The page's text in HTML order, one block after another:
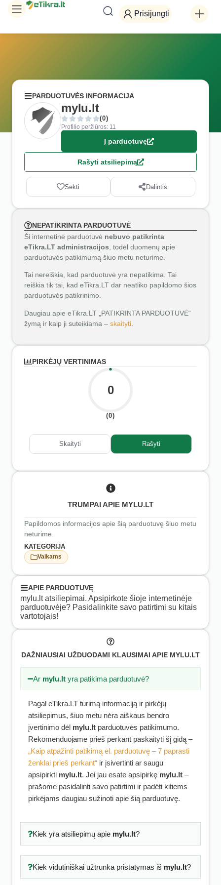
Prisijungti
PARDUOTUVĖS INFORMACIJA
mylu.lt
(0)
Profilio peržiūros: 11
Į parduotuvę
Rašyti atsiliepimą
Sekti Dalintis
NEPATIKRINTA PARDUOTUVĖ
Ši internetinė parduotuvė nebuvo patikrinta
eTikra.LT administracijos , todėl duomenų apie
parduotuvės patikimumą šiuo metu neturime.
Tai nereiškia, kad parduotuvė yra nepatikima. Tai
reiškia tik tai, kad eTikra.LT dar neatliko papildomo šios
parduotuvės patikrinimo.
Daugiau apie eTikra.LT „PATIKRINTA PARDUOTUVĖ“
žymą ir kaip ji suteikiama – skaityti
PIRKĖJŲ VERTINIMAS
0
(0)
Skaityti Rašyti
TRUMPAI APIE MYLU.LT
Papildomos informacijos apie šią parduotuvę šiuo metu
neturime.
KATEGORIJA
Vaikams
APIE PARDUOTUVĘ
mylu.lt atsiliepimai. Apsipirkote šioje internetinėje
parduotuvėje? Pasidalinkite savo patirtimi su kitais
vartotojais!
DAŽNIAUSIAI UŽDUODAMI KLAUSIMAI APIE MYLU.LT
Ar mylu.lt yra patikima parduotuvė?
Pagal eTikra.LT turimą informaciją ir pirkėjų
atsiliepimus, šiuo metu nėra aiškaus bendro
įvertinimo dėl mylu.lt parduotuvės patikimumo.
Rekomenduojame prieš perkant paskaityti šį gidą –
„Kaip atpažinti patikimą el. parduotuvę – 7 paprasti
ženklai prieš perkant“ ir įsivertinti ar saugu
apsipirkti mylu.lt. Jei jau esate apsipirkę mylu.lt –
prašome pasidalinti savo patirtimi ir padėti kitiems
pirkėjams daugiau sužinoti apie šią parduotuvę.
Kiek yra atsiliepimų apie mylu.lt?
Kiek vidutiniškai užtrunka pristatymas iš mylu.lt?